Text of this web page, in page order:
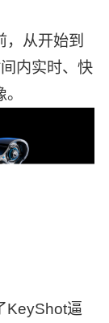
从开始到
内实时、快
KeyShot逼